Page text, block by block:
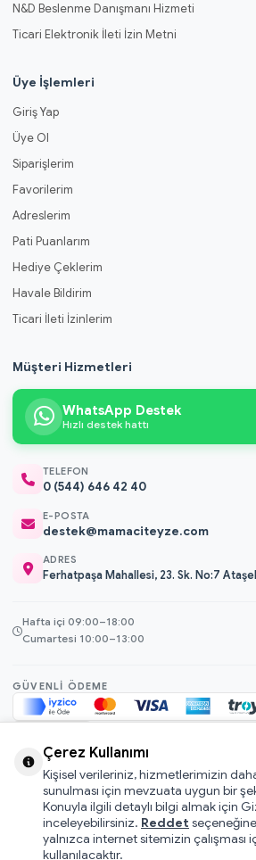
N&D Beslenme Danışmanı Hizmeti
Ticari Elektronik İleti İzin Metni
Üye İşlemleri
Giriş Yap
Üye Ol
Siparişlerim
Favorilerim
Adreslerim
Pati Puanlarım
Hediye Çeklerim
Havale Bildirim
Ticari İleti İzinlerim
Müşteri Hizmetleri
WhatsApp Destek
Hızlı destek hattı
TELEFON
0 (544) 646 42 40
E-POSTA
destek@mamaciteyze.com
ADRES
Ferhatpaşa Mahallesi, 23. Sk. No:7
Hafta içi 09:00–18:00
Cumartesi 10:00–13:00
GÜVENLI ÖDEME
© 2026 Mamacı Teyze · Nurşen ve ekibi ile
Mesafeli Satış
Pati Puan Kazanma
Gizlilik ve Çerez
Çerez Kullanımı
Kişisel verileriniz, hizmetlerimizin
sunulması için mevzuata uygun bir
Konuyla ilgili detaylı bilgi almak için
inceleyebilirsiniz. Reddet
yalnızca internet sitemizin çalışması
kullanılacaktır.